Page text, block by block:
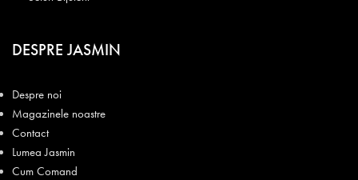
DESPRE JASMIN
Despre noi
Magazinele noastre
Contact
Lumea Jasmin
Cum Comand